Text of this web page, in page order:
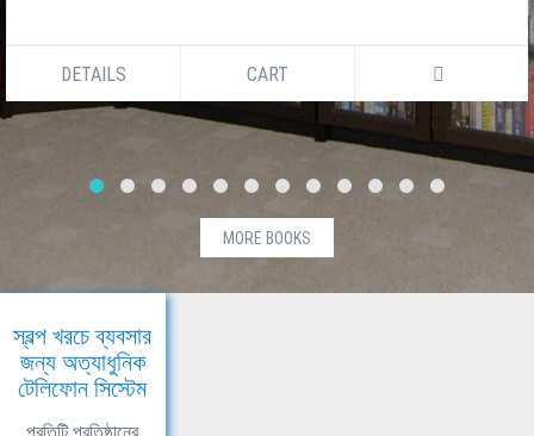
DETAILS CART
MORE BOOKS
স্বল্প খরচে ব্যবসার
জন্য অত্যাধুনিক
টেলিফোন সিস্টেম